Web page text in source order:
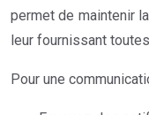
permet de maintenir
leur fournissant
Pour une